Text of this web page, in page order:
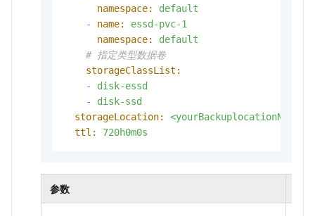
namespace:
default
-
name:
essd-pvc-1
namespace:
default
# 指定类型数据卷
storageClassList:
-
disk-essd
-
disk-ssd
storageLocation:
<yourBackuplocationName>
ttl:
720h0m0s
参数